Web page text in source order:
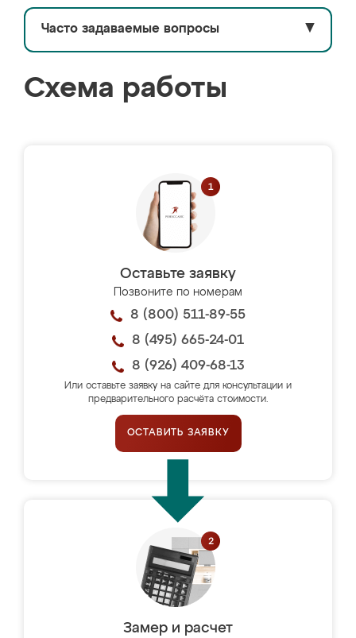
Часто задаваемые вопросы ▼
Схема работы
Оставьте заявку
Позвоните по номерам
8 (800) 511-89-55
8 (495) 665-24-01
8 (926) 409-68-13
Или оставьте заявку на сайте для консультации и
предварительного расчёта стоимости.
ОСТАВИТЬ ЗАЯВКУ
Замер и расчет